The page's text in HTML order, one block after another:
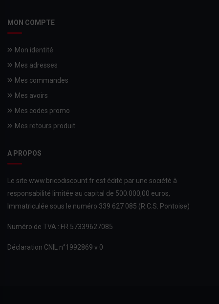
MON COMPTE
Mon identité
Mes adresses
Mes commandes
Mes avoirs
Mes codes promo
Mes retours produit
A PROPOS
Le site www.bricodiscount.fr est édité par une société à
responsabilité limitée au capital de 500.000,00 euros,
Immatriculée sous le numéro 339 627 085 (R.C.S. Pontoise)
Numéro de TVA : FR 57339627085
Déclaration CNIL n°1992869 v 0